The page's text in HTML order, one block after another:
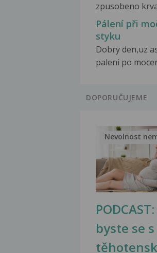
zpusobeno
Pálení při
styku
Dobry den,uz
paleni po
DOPORUČUJEME
byste se s